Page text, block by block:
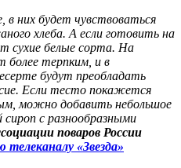
в них будет чувствоваться
хлеба. А если готовить на
сухие белые сорта. На
более терпким, и в
будут преобладать
Если тесто покажется
можно добавить небольшое
сироп с разнообразными
поваров России
телеканалу «Звезда»